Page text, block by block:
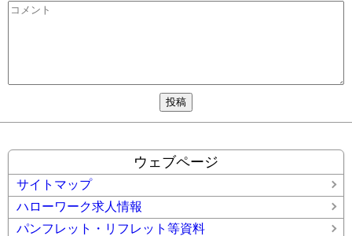
ウェブページ
サイトマップ
ハローワーク求人情報
パンフレット・リフレット等資料